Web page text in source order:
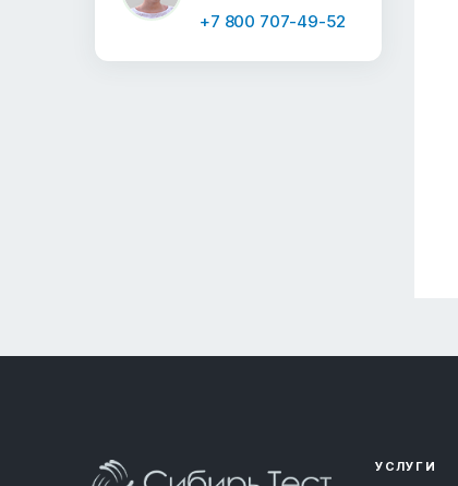
+7 800 707-49-52
УСЛУГИ